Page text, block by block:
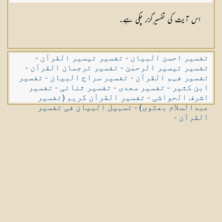
اس آیت کی تفسیرگزر چکی ہے۔
تفسیر احسن البیان - تفسیر تیسیر القرآن -
تفسیر تیسیر الرحمٰن - تفسیر ترجمان القرآن -
تفسیر فہم القرآن - تفسیر سراج البیان - تفسیر
ابن کثیر - تفسیر سعدی - تفسیر ثنائی - تفسیر
اشرف الحواشی - تفسیر القرآن کریم (تفسیر
عبدالسلام بھٹوی)-تسہیل البیان فی تفسیر
القرآن -